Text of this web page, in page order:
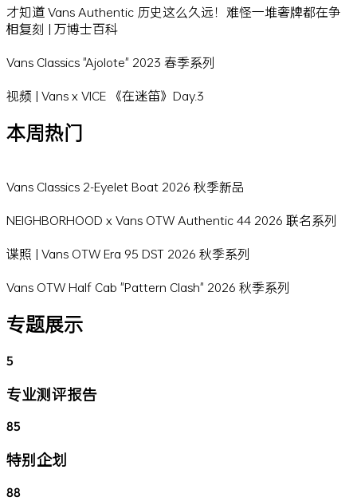
才知道 Vans Authentic 历史这么久远！难怪一堆奢牌都在争
相复刻 | 万博士百科
Vans Classics "Ajolote" 2023 春季系列
视频 | Vans x VICE 《在迷笛》Day.3
本周热门
Vans Classics 2-Eyelet Boat 2026 秋季新品
NEIGHBORHOOD x Vans OTW Authentic 44 2026 联名系列
谍照 | Vans OTW Era 95 DST 2026 秋季系列
Vans OTW Half Cab "Pattern Clash" 2026 秋季系列
专题展示
5
专业测评报告
85
特别企划
88